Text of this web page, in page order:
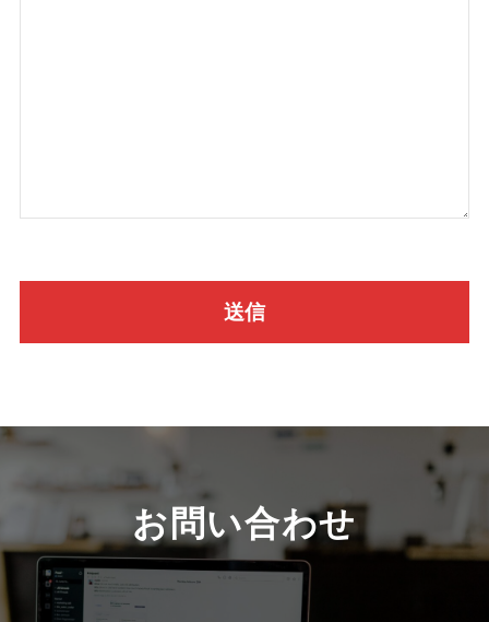
お問い合わせ